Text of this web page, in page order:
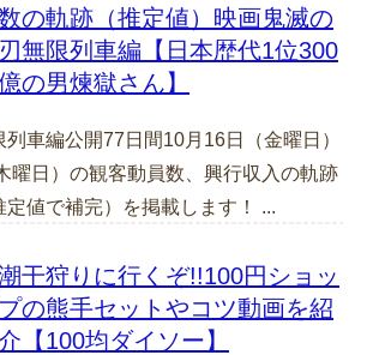
の軌跡（推定値）映画鬼滅の
刃無限列車編【日本歴代1位300
の男煉獄さん】
車編公開77日間10月16日（金曜日）
曜日）の観客動員数、興行収入の軌跡
定値で補完）を掲載します！ ...
干狩りに行くぞ!!100円ショッ
プの熊手セットやコツ動画を紹
【100均ダイソー】